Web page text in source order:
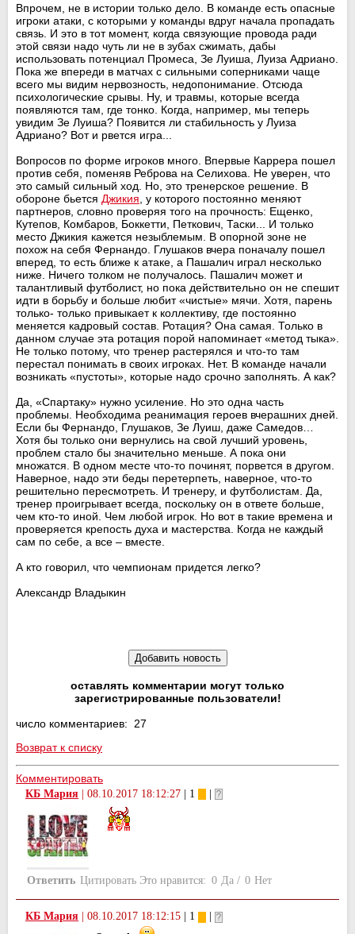
Впрочем, не в истории только дело. В команде есть опасные
игроки атаки, с которыми у команды вдруг начала пропадать
связь. И это в тот момент, когда связующие провода ради
этой связи надо чуть ли не в зубах сжимать, дабы
использовать потенциал Промеса, Зе Луиша, Луиза Адриано.
Пока же впереди в матчах с сильными соперниками чаще
всего мы видим нервозность, недопонимание. Отсюда
психологические срывы. Ну, и травмы, которые всегда
появляются там, где тонко. Когда, например, мы теперь
увидим Зе Луиша? Появится ли стабильность у Луиза
Адриано? Вот и рвется игра...
Вопросов по форме игроков много. Впервые Каррера пошел
против себя, поменяв Реброва на Селихова. Не уверен, что
это самый сильный ход. Но, это тренерское решение. В
обороне бьется Джикия , у которого постоянно меняют
партнеров, словно проверяя того на прочность: Ещенко,
Кутепов, Комбаров, Боккетти, Петкович, Таски... И только
место Джикия кажется незыблемым. В опорной зоне не
похож на себя Фернандо. Глушаков вчера поначалу пошел
вперед, то есть ближе к атаке, а Пашалич играл несколько
ниже. Ничего толком не получалось. Пашалич может и
талантливый футболист, но пока действительно он не спешит
идти в борьбу и больше любит «чистые» мячи. Хотя, парень
только- только привыкает к коллективу, где постоянно
меняется кадровый состав. Ротация? Она самая. Только в
данном случае эта ротация порой напоминает «метод тыка».
Не только потому, что тренер растерялся и что-то там
перестал понимать в своих игроках. Нет. В команде начали
возникать «пустоты», которые надо срочно заполнять. А как?
Да, «Спартаку» нужно усиление. Но это одна часть
проблемы. Необходима реанимация героев вчерашних дней.
Если бы Фернандо, Глушаков, Зе Луиш, даже Самедов…
Хотя бы только они вернулись на свой лучший уровень,
проблем стало бы значительно меньше. А пока они
множатся. В одном месте что-то починят, порвется в другом.
Наверное, надо эти беды перетерпеть, наверное, что-то
решительно пересмотреть. И тренеру, и футболистам. Да,
тренер проигрывает всегда, поскольку он в ответе больше,
чем кто-то иной. Чем любой игрок. Но вот в такие времена и
проверяется крепость духа и мастерства. Когда не каждый
сам по себе, а все – вместе.
А кто говорил, что чемпионам придется легко?
Александр Владыкин
оставлять комментарии могут только
зарегистрированные пользователи!
число комментариев: 27
Возврат к списку
Комментировать
КБ Мария | 08.10.2017 18:12:27 | 1 |
Ответить Цитировать Это нравится: 0 Да / 0 Нет
КБ Мария 08.10.2017 18:12:15 | 1